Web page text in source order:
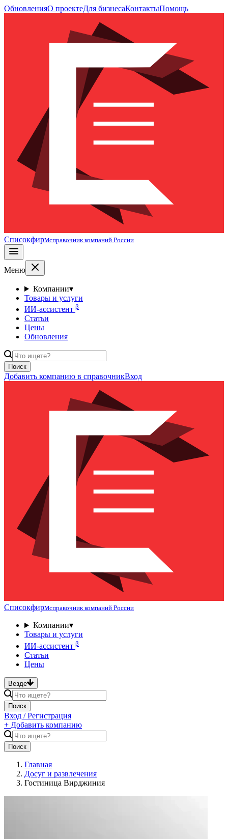
ОбновленияО проектеДля бизнесаКонтактыПомощь
Списокфирмсправочник компаний России
Меню
Компании▾
Товары и услуги
ИИ-ассистент β
Статьи
Цены
Обновления
Поиск
Добавить компанию в справочникВход
Списокфирмсправочник компаний России
Компании▾
Товары и услуги
ИИ-ассистент β
Статьи
Цены
Везде
Поиск
Вход / Регистрация
+ Добавить компанию
Поиск
Главная
Досуг и развлечения
Гостиница Вирджиния